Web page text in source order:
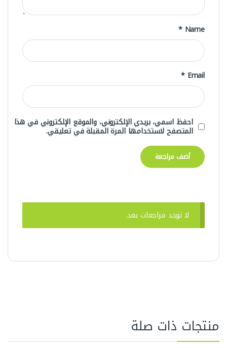
Name
*
Email
*
احفظ اسمي، بريدي الإلكتروني، والموقع الإلكتروني في هذا
المتصفح لاستخدامها المرة المقبلة في تعليقي.
لا توجد مراجعات بعد.
منتجات ذات صلة